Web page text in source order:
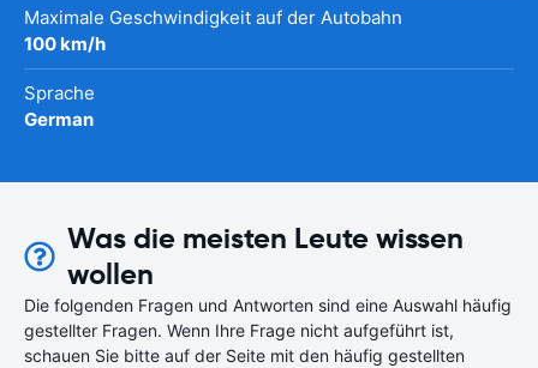
Maximale Geschwindigkeit auf der Autobahn
100 km/h
Sprache
German
Was die meisten Leute wissen
wollen
Die folgenden Fragen und Antworten sind eine Auswahl häufig
gestellter Fragen. Wenn Ihre Frage nicht aufgeführt ist,
schauen Sie bitte auf der Seite mit den häufig gestellten